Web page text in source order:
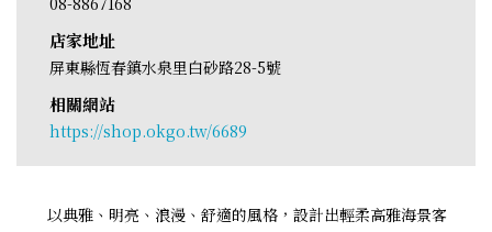
店家地址
屏東縣恆春鎮水泉里白砂路28-5號
相關網站
https://shop.okgo.tw/6689
以典雅、明亮、浪漫、舒適的風格，設計出輕柔高雅海景客